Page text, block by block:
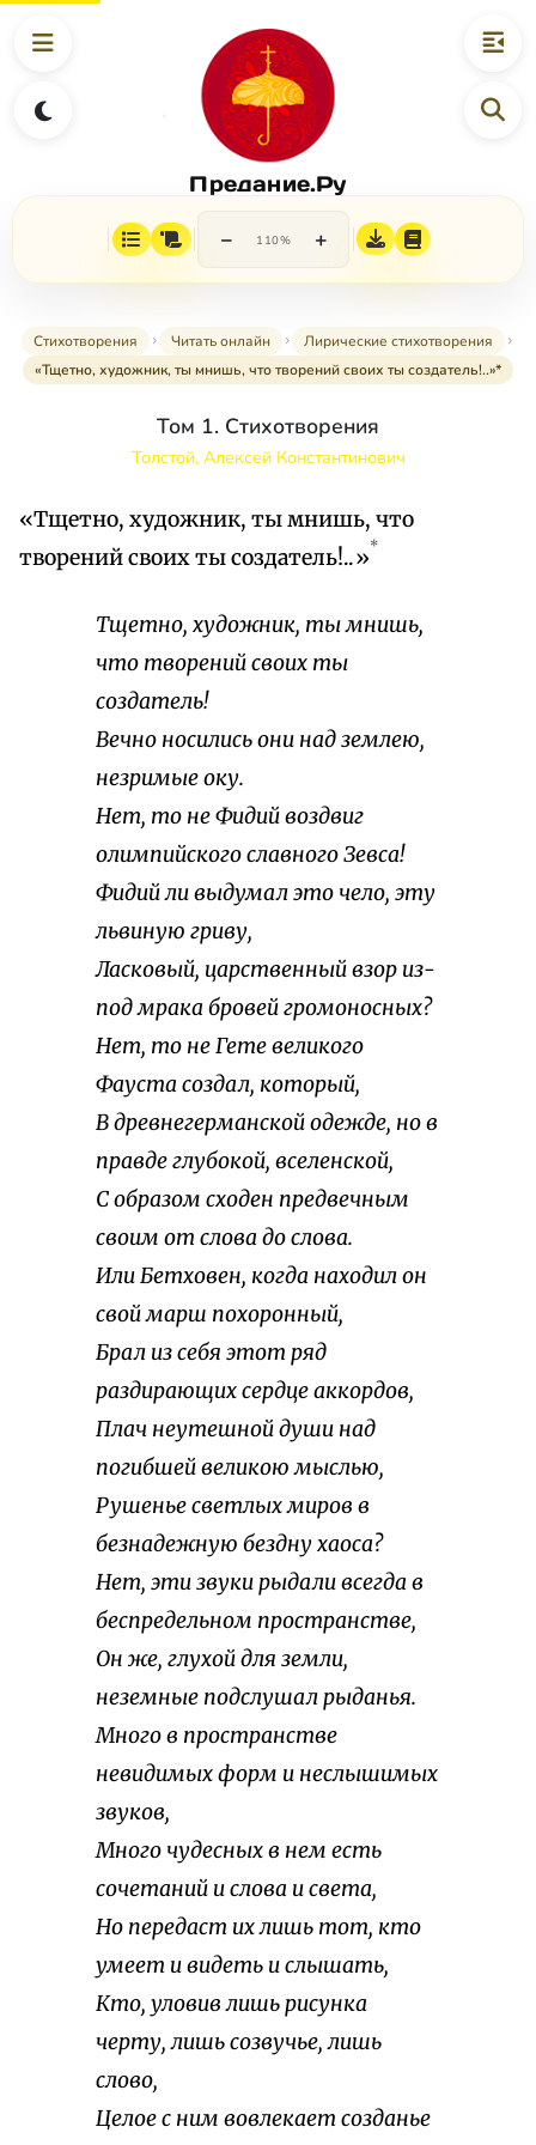
Предание.Ру
− 110% +
Стихотворения Читать онлайн
Лирические стихотворения
«Тщетно, художник, ты мнишь, что творений своих ты создатель!..»*
Том 1. Стихотворения
Толстой, Алексей Константинович
«Тщетно, художник, ты мнишь, что
творений своих ты создатель!..»*
Тщетно, художник, ты мнишь,
что творений своих ты
создатель!
Вечно носились они над землею,
незримые оку.
Нет, то не Фидий воздвиг
олимпийского славного Зевса!
Фидий ли выдумал это чело, эту
львиную гриву,
Ласковый, царственный взор из-
под мрака бровей громоносных?
Нет, то не Гете великого
Фауста создал, который,
В древнегерманской одежде, но в
правде глубокой, вселенской,
С образом сходен предвечным
своим от слова до слова.
Или Бетховен, когда находил он
свой марш похоронный,
Брал из себя этот ряд
раздирающих сердце аккордов,
Плач неутешной души над
погибшей великою мыслью,
Рушенье светлых миров в
безнадежную бездну хаоса?
Нет, эти звуки рыдали всегда в
беспредельном пространстве,
Он же, глухой для земли,
неземные подслушал рыданья.
Много в пространстве
невидимых форм и неслышимых
звуков,
Много чудесных в нем есть
сочетаний и слова и света,
Но передаст их лишь тот, кто
умеет и видеть и слышать,
Кто, уловив лишь рисунка
черту, лишь созвучье, лишь
слово,
Целое с ним вовлекает созданье